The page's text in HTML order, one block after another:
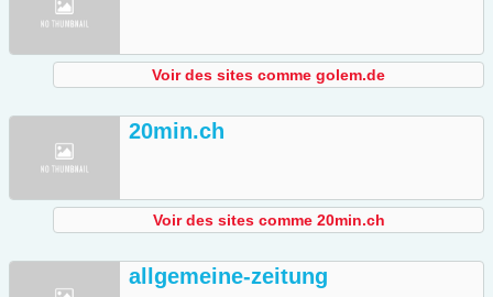
Voir des sites comme golem.de
20min.ch
Voir des sites comme 20min.ch
allgemeine-zeitung